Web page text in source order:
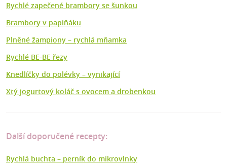
Rychlé zapečené brambory se šunkou
Brambory v papiňáku
Plněné žampiony – rychlá mňamka
Rychlé BE-BE řezy
Knedlíčky do polévky – vynikající
Xtý jogurtový koláč s ovocem a drobenkou
Další doporučené recepty:
Rychlá buchta – perník do mikrovlnky